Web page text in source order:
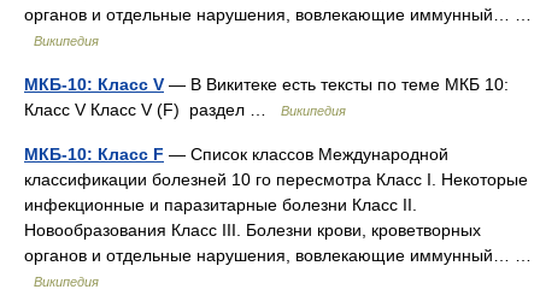
органов и отдельные нарушения, вовлекающие иммунный… …
Википедия
МКБ-10: Класс V — В Викитеке есть тексты по теме МКБ 10:
Класс V Класс V (F) раздел …
Википедия
МКБ-10: Класс F — Список классов Международной
классификации болезней 10 го пересмотра Класс I. Некоторые
инфекционные и паразитарные болезни Класс II.
Новообразования Класс III. Болезни крови, кроветворных
органов и отдельные нарушения, вовлекающие иммунный… …
Википедия